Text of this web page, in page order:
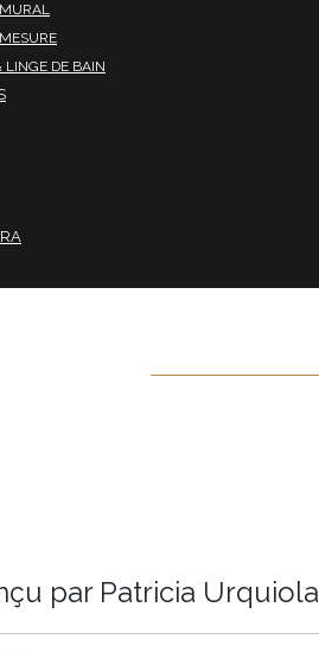
LINGE DE BAIN
par Patricia Urquiola